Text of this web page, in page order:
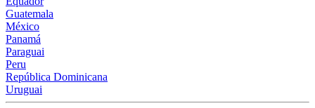
Guatemala
México
Panamá
Paraguai
Peru
República Dominicana
Uruguai